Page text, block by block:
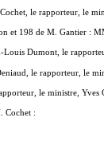
le rapporteur, le
et 198 de M. Gantier :
Dumont, le
le rapporteur, le
le ministre, Yves
Cochet :